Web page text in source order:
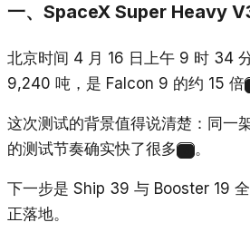
一、SpaceX Super Heavy
北京时间 4 月 16 日上午 9 时 34
9,240 吨，是 Falcon 9 的约 15 倍
这次测试的背景值得说清楚：同
的测试节奏确实快了很多
。
下一步是 Ship 39 与 Booster 19
正落地。